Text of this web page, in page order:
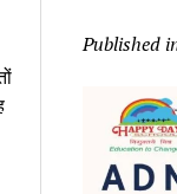
Published